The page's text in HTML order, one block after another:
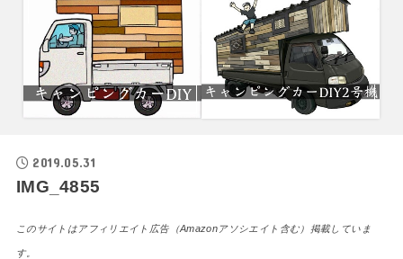
2019.05.31
IMG_4855
このサイトはアフィリエイト広告（Amazonアソシエイト含む）掲載していま
す。